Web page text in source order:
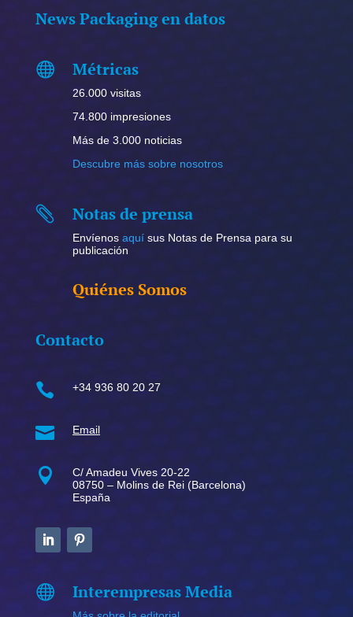
News Packaging en datos
 Métricas
26.000 visitas
74.800 impresiones
Más de 3.000 noticias
Descubre más sobre nosotros
 Notas de prensa
Envíenos aquísus Notas de Prensa para su
publicación
Quiénes Somos
Contacto
 +34 936 80 20 27
 Email

C/ Amadeu Vives 20-22
08750 – Molins de Rei (Barcelona)
España
 Interempresas Media